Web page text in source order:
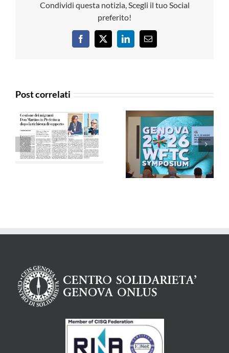
Condividi questa notizia, Scegli il tuo Social
preferito!
Facebook
X LinkedInEmail
Post correlati
Agensir –
29/04/2026
La Voce di Genova
– 29/04/2026